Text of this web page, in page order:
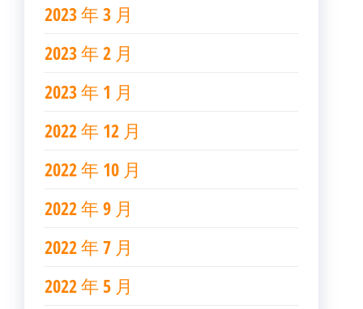
2023 年 3 月
2023 年 2 月
2023 年 1 月
2022 年 12 月
2022 年 10 月
2022 年 9 月
2022 年 7 月
2022 年 5 月